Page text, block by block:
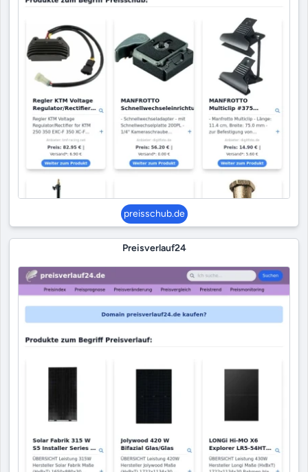
preisschub.de
Preisverlauf24